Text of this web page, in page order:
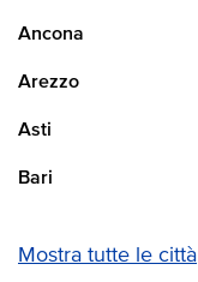
Ancona
Arezzo
Asti
Bari
Mostra tutte le città